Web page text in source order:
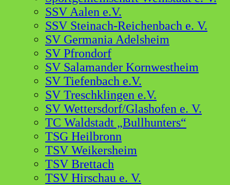
SSV Aalen e.V.
SSV Steinach-Reichenbach e. V.
SV Germania Adelsheim
SV Pfrondorf
SV Salamander Kornwestheim
SV Tiefenbach e.V.
SV Treschklingen e.V.
SV Wettersdorf/Glashofen e. V.
TC Waldstadt „Bullhunters“
TSG Heilbronn
TSV Weikersheim
TSV Brettach
TSV Hirschau e. V.